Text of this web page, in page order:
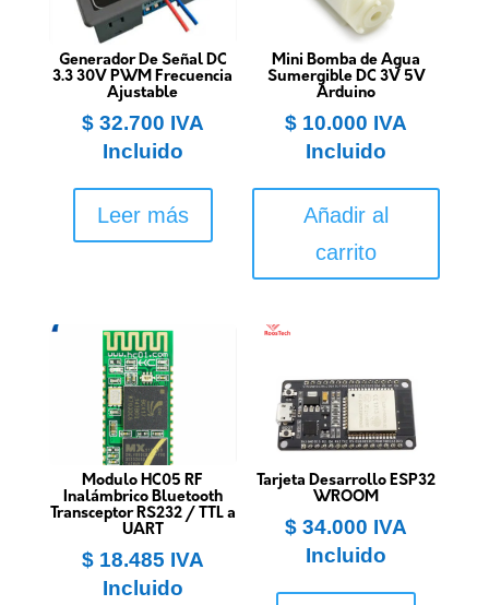
Generador De Señal DC
3.3 30V PWM Frecuencia
Ajustable
$32.700 IVA
Incluido
Leer más
Mini Bomba de Agua
Sumergible DC 3V 5V
Arduino
$ 10.000 IVA
Incluido
Añadir al
carrito
Modulo HC05 RF
Inalámbrico Bluetooth
Transceptor RS232 / TTL a
UART
$18.485 IVA
Incluido
Tarjeta Desarrollo ESP32
WROOM
$ 34.000 IVA
Incluido